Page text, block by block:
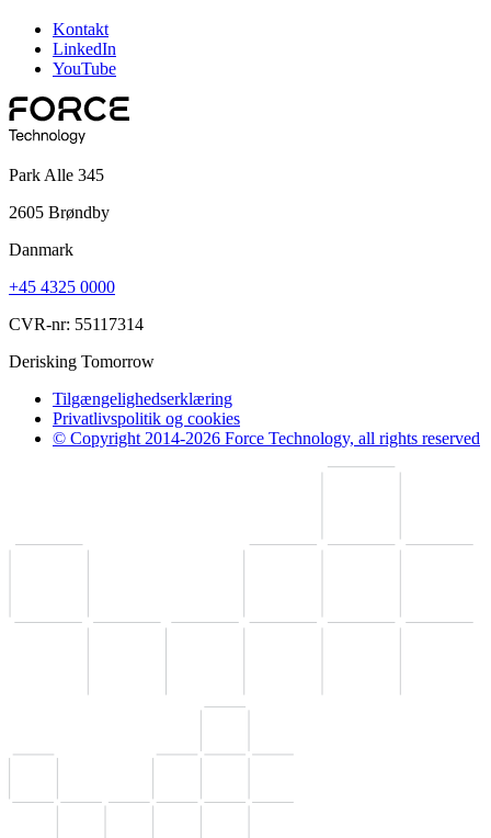
Kontakt
LinkedIn
YouTube
Park Alle 345
2605 Brøndby
Danmark
+45 4325 0000
CVR-nr: 55117314
Derisking Tomorrow
Tilgængelighedserklæring
Privatlivspolitik og cookies
© Copyright 2014-2026 Force Technology, all rights reserved